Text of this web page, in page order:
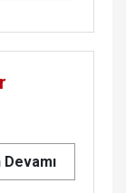
Devamı